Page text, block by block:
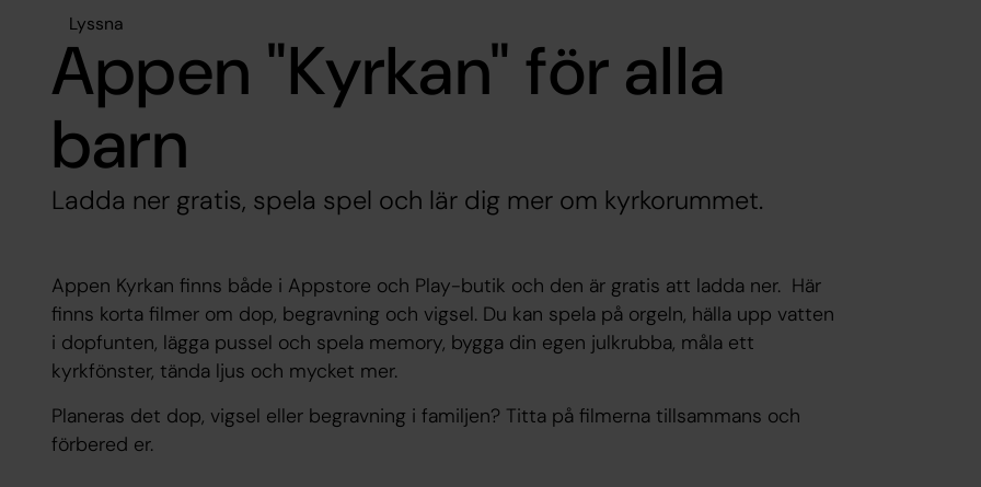
Lyssna
Appen "Kyrkan" för alla
barn
Ladda ner gratis, spela spel och lär dig mer om kyrkorummet.
Appen Kyrkan finns både i Appstore och Play-butik och den är gratis att ladda ner. Här
finns korta filmer om dop, begravning och vigsel. Du kan spela på orgeln, hälla upp vatten
i dopfunten, lägga pussel och spela memory, bygga din egen julkrubba, måla ett
kyrkfönster, tända ljus och mycket mer.
Planeras det dop, vigsel eller begravning i familjen? Titta på filmerna tillsammans och
förbered er.